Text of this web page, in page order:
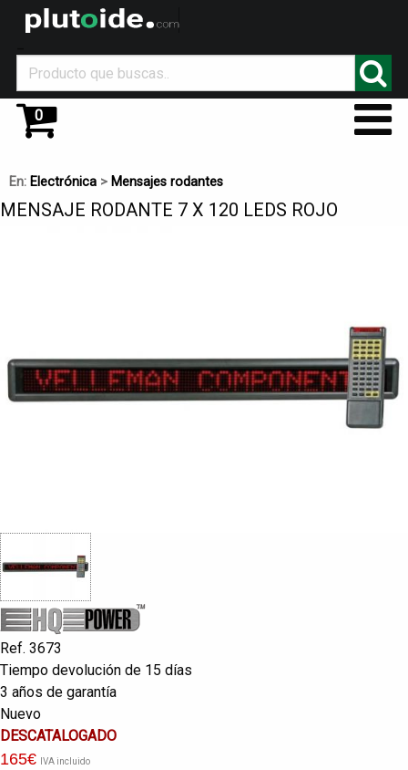
0
En: Electrónica > Mensajes rodantes
MENSAJE RODANTE 7 X 120 LEDS ROJO
Ref. 3673
Tiempo devolución de 15 días
3 años de garantía
Nuevo
DESCATALOGADO
165€ IVA incluido